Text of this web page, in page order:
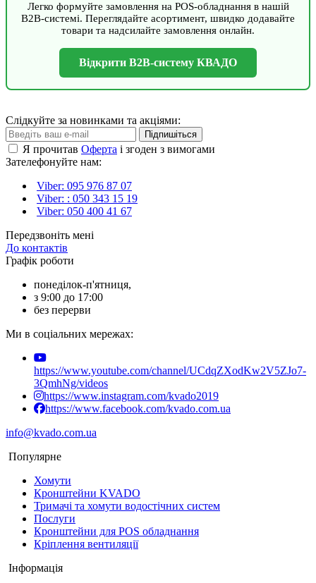
Легко формуйте замовлення на POS-обладнання в нашій
B2B-системі. Переглядайте асортимент, швидко додавайте
товари та надсилайте замовлення онлайн.
Відкрити B2B-систему КВАДО
Слідкуйте за новинками та акціями:
Підпишіться
Я прочитав Оферта і згоден з вимогами
Зателефонуйте нам:
Viber: 095 976 87 07
Viber: : 050 343 15 19‬
Viber: 050 400 41 67
Передзвоніть мені
До контактів
Графік роботи
понеділок-п'ятниця,
з 9:00 до 17:00
без перерви
Ми в соціальних мережах:
https://www.youtube.com/channel/UCdqZXodKw2V5ZJo7-
3QmhNg/videos
https://www.instagram.com/kvado2019
https://www.facebook.com/kvado.com.ua
info@kvado.com.ua
Популярне
Хомути
Кронштейни KVADO
Тримачі та хомути водостічних систем
Послуги
Кронштейни для POS обладнання
Кріплення вентиляції
Інформація